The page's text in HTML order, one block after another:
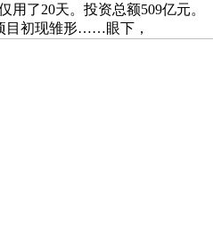
用了20天。投资总额509亿元。
目初现雏形……眼下，